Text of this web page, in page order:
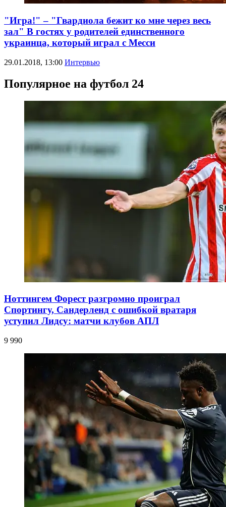
"Игра!" – "Гвардиола бежит ко мне через весь
зал" В гостях у родителей единственного
украинца, который играл с Месси
29.01.2018, 13:00 Интервью
Популярное на футбол 24
Ноттингем Форест разгромно проиграл
Спортингу, Сандерленд с ошибкой вратаря
уступил Лидсу: матчи клубов АПЛ
9 990